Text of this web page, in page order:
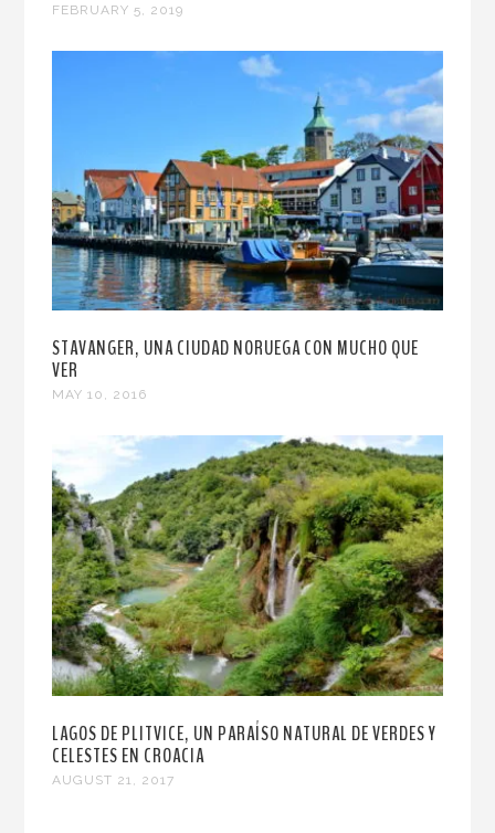
FEBRUARY 5, 2019
STAVANGER, UNA CIUDAD NORUEGA CON MUCHO QUE
VER
MAY 10, 2016
LAGOS DE PLITVICE, UN PARAÍSO NATURAL DE VERDES Y
CELESTES EN CROACIA
AUGUST 21, 2017